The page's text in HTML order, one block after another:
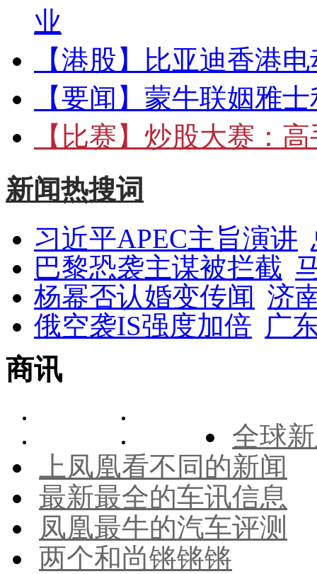
业
【港股】
比亚迪香港
【要闻】 蒙牛联姻雅
【比赛】 炒股大赛：高
新闻热搜词
习近平APEC主旨演讲
巴黎恐袭主谋被拦截
杨幂否认婚变传闻 济
俄空袭IS强度加倍 广
商讯
全球
上凤凰看不同的新闻
最新最全的车讯信息
凤凰最牛的汽车评测
两个和尚锵锵锵